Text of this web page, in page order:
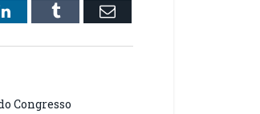
LinkedInTumblr Email
Congresso